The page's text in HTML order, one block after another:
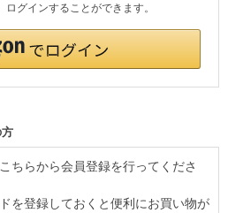
グインすることができます。
ちらから会員登録を行ってくださ
を登録しておくと便利にお買い物が